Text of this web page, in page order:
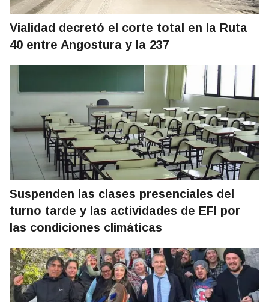
Vialidad decretó el corte total en la Ruta
40 entre Angostura y la 237
Suspenden las clases presenciales del
turno tarde y las actividades de EFI por
las condiciones climáticas